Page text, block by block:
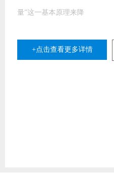
程，从
+点击查看更多详情